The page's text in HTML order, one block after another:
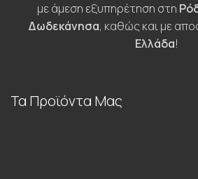
με άμεση εξυπηρέτηση στη
Δωδεκάνησα, καθώς και με
Ελλάδα!
Τα Προϊόντα Μας